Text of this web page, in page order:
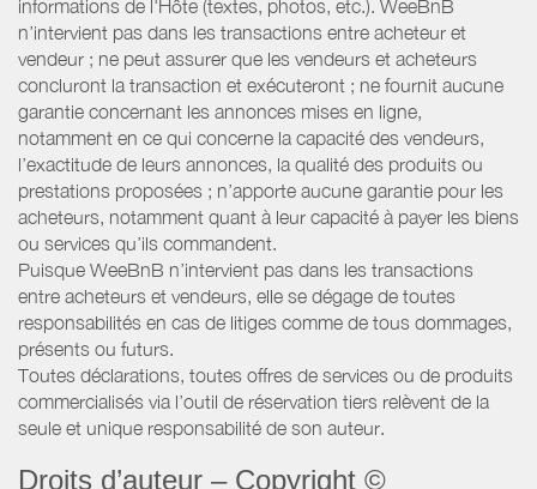
informations de l'Hôte (textes, photos, etc.). WeeBnB
n’intervient pas dans les transactions entre acheteur et
vendeur ; ne peut assurer que les vendeurs et acheteurs
concluront la transaction et exécuteront ; ne fournit aucune
garantie concernant les annonces mises en ligne,
notamment en ce qui concerne la capacité des vendeurs,
l’exactitude de leurs annonces, la qualité des produits ou
prestations proposées ; n’apporte aucune garantie pour les
acheteurs, notamment quant à leur capacité à payer les biens
ou services qu’ils commandent.
Puisque WeeBnB n’intervient pas dans les transactions
entre acheteurs et vendeurs, elle se dégage de toutes
responsabilités en cas de litiges comme de tous dommages,
présents ou futurs.
Toutes déclarations, toutes offres de services ou de produits
commercialisés via l’outil de réservation tiers relèvent de la
seule et unique responsabilité de son auteur.
Droits d’auteur – Copyright ©